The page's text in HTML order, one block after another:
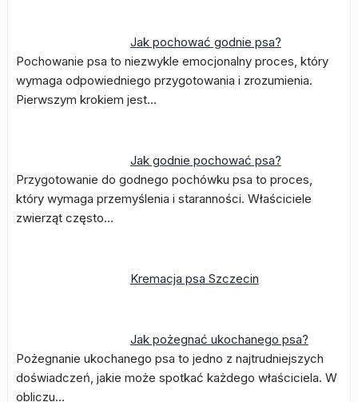
Jak pochować godnie psa?
Pochowanie psa to niezwykle emocjonalny proces, który
wymaga odpowiedniego przygotowania i zrozumienia.
Pierwszym krokiem jest…
Jak godnie pochować psa?
Przygotowanie do godnego pochówku psa to proces,
który wymaga przemyślenia i staranności. Właściciele
zwierząt często…
Kremacja psa Szczecin
Jak pożegnać ukochanego psa?
Pożegnanie ukochanego psa to jedno z najtrudniejszych
doświadczeń, jakie może spotkać każdego właściciela. W
obliczu…